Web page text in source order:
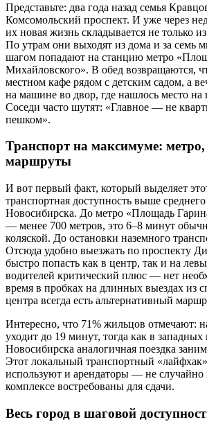
Представьте: два года назад семья
Комсомольский проспект. И уже через
их новая жизнь складывается не только
По утрам они выходят из дома и за семь
шагом попадают на станцию метро
Михайловского». В обед возвращаются,
местном кафе рядом с детским садом, а
на машине во двор, где нашлось место на
Соседи часто шутят: «Главное — не
пешком».
Транспорт на максимуме: метро,
маршруты
И вот первый факт, который выделяет
транспортная доступность выше
Новосибирска. До метро «Площадь
— менее 700 метров, это 6–8 минут
коляской. До остановки наземного
Отсюда удобно выезжать по проспекту
быстро попасть как в центр, так и на
водителей критический плюс — нет
время в пробках на длинных выездах из
центра всегда есть альтернативный
Интересно, что 71% жильцов отмечают:
уходит до 19 минут, тогда как в западных
Новосибирска аналогичная поездка
Этот локальный транспортный
используют и арендаторы — не случайно
комплексе востребованы для сдачи.
Весь город в шаговой